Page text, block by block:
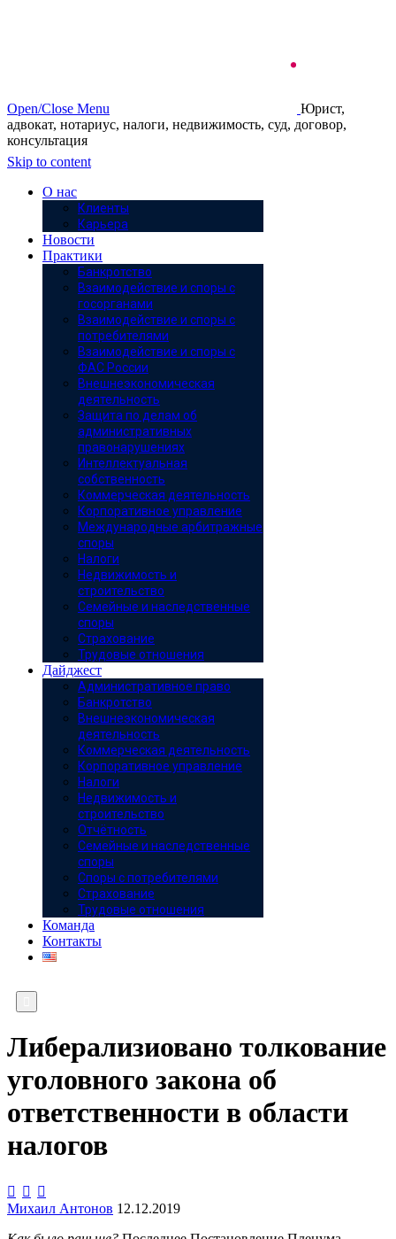
Open/Close Menu
Юрист,
адвокат, нотариус, налоги, недвижимость, суд, договор,
консультация
Skip to content
О нас
Клиенты
Карьера
Новости
Практики
Банкротство
Взаимодействие и споры с
госорганами
Взаимодействие и споры с
потребителями
Взаимодействие и споры с
ФАС России
Внешнеэкономическая
деятельность
Защита по делам об
административных
правонарушениях
Интеллектуальная
собственность
Коммерческая деятельность
Корпоративное управление
Международные арбитражные
споры
Налоги
Недвижимость и
строительство
Семейные и наследственные
споры
Страхование
Трудовые отношения
Дайджест
Административное право
Банкротство
Внешнеэкономическая
деятельность
Коммерческая деятельность
Корпоративное управление
Налоги
Недвижимость и
строительство
Отчётность
Семейные и наследственные
споры
Споры с потребителями
Страхование
Трудовые отношения
Команда
Контакты
Либерализиовано толкование
уголовного закона об
ответственности в области
налогов
 

Михаил Антонов 12.12.2019